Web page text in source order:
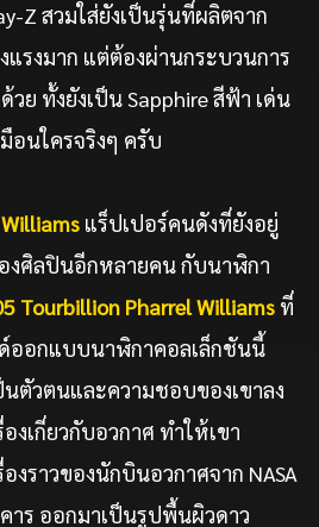
Z สวมใส่ยังเป็นรุ่นที่ผลิตจาก
แรงมาก แต่ต้องผ่านกระบวนการ
ย ทั้งยังเป็น Sapphire สีฟ้า เด่น
อนใครจริงๆ ครับ
แร็ปเปอร์คนดังที่ยังอยู่
องศิลปินอีกหลายคน กับนาฬิกา
Tourbillion Pharrel Williams ที่
ออกแบบนาฬิกาคอลเล็กชันนี้
นตัวตนและความชอบของเขาลง
งเกี่ยวกับอวกาศ ทำให้เขา
ราวของนักบินอวกาศจาก NASA
าร ออกมาเป็นรูปพื้นผิวดาว